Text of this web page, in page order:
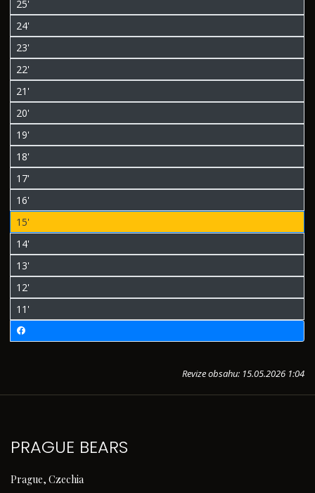
25'
24'
23'
22'
21'
20'
19'
18'
17'
16'
15'
14'
13'
12'
11'
Revize obsahu: 15.05.2026 1:04
PRAGUE BEARS
Prague, Czechia